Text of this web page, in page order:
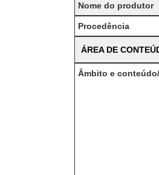
Nome do produtor
Procedência
ÁREA DE
Âmbito e